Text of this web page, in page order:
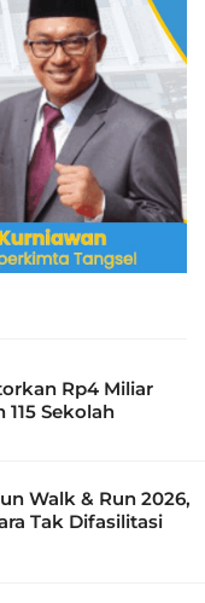
Rp4 Miliar
Sekolah
Walk & Run 2026,
Tak Difasilitasi